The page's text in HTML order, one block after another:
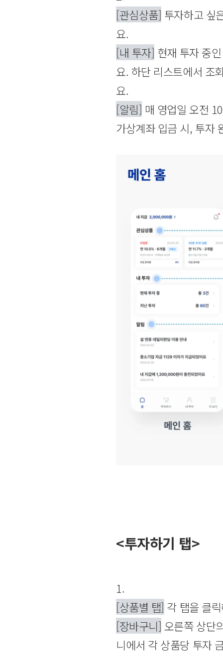
[관심상품] 투자하고 싶
요.
[내 투자] 현재 투자 중
요. 하단 리스트에서 조
요.
[알림] 매 영업일 오전
가상계좌 입금 시, 투자
<투자하기 탭>
1.
[상품별 탭] 각 탭을 클
[장바구니] 오른쪽 상단
니에서 각 상품당 투자